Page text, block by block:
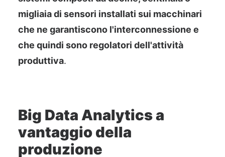
migliaia di sensori installati sui macchinari
che ne garantiscono l'interconnessione e
che quindi sono regolatori dell'attività
produttiva.
Big Data Analytics a
vantaggio della
produzione